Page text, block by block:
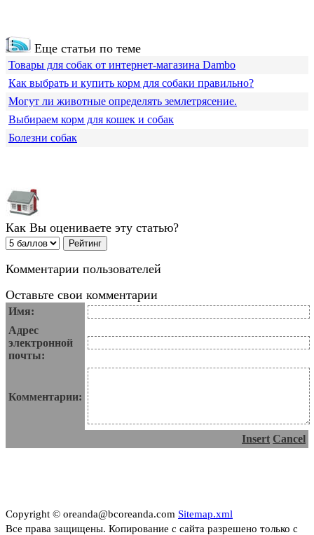
Еще статьи по теме
Товары для собак от интернет-магазина Dambo
Как выбрать и купить корм для собаки правильно?
Могут ли животные определять землетрясение.
Выбираем корм для кошек и собак
Болезни собак
Как Вы оцениваете эту статью?
Комментарии пользователей
Оставьте свои комментарии
Имя:
Адрес
электронной
почты:
Комментарии:
Insert Cancel
Copyright © oreanda@bcoreanda.com Sitemap.xml
Все права защищены. Копирование с сайта разрешено только с